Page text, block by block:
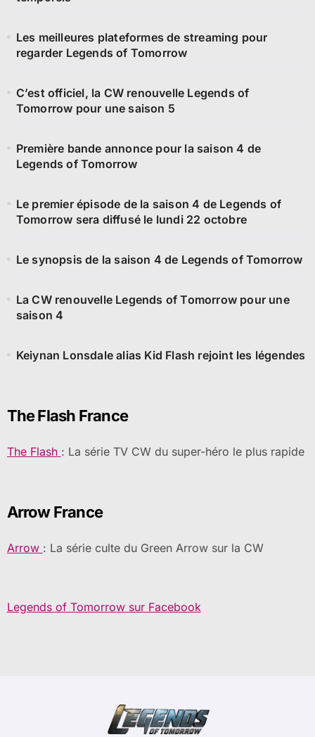
Les meilleures plateformes de streaming pour
regarder Legends of Tomorrow
C’est officiel, la CW renouvelle Legends of
Tomorrow pour une saison 5
Première bande annonce pour la saison 4 de
Legends of Tomorrow
Le premier épisode de la saison 4 de Legends of
Tomorrow sera diffusé le lundi 22 octobre
Le synopsis de la saison 4 de Legends of Tomorrow
La CW renouvelle Legends of Tomorrow pour une
saison 4
Keiynan Lonsdale alias Kid Flash rejoint les légendes
The Flash France
The Flash : La série TV CW du super-héro le plus rapide
Arrow France
Arrow : La série culte du Green Arrow sur la CW
Legends of Tomorrow sur Facebook